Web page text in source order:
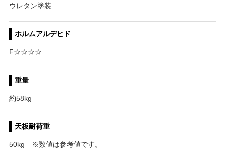
ウレタン塗装
ホルムアルデヒド
F☆☆☆☆
重量
約58kg
天板耐荷重
50kg ※数値は参考値です。